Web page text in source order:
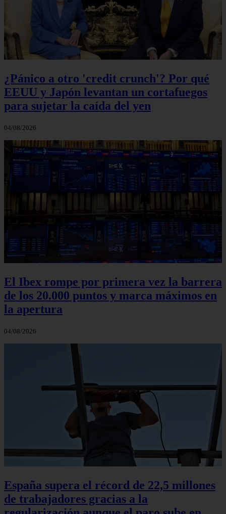
¿Pánico a otro 'credit crunch'? Por qué
EEUU y Japón levantan un cortafuegos
para sujetar la caída del yen
04/08/2026
El Ibex rompe por primera vez la barrera
de los 20.000 puntos y marca máximos en
la apertura
04/08/2026
España supera el récord de 22,5 millones
de trabajadores gracias a la